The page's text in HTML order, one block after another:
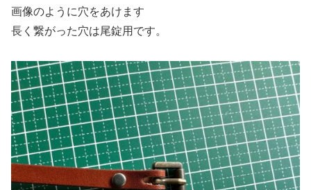
画像のように穴をあけます
長く繋がった穴は尾錠用です。